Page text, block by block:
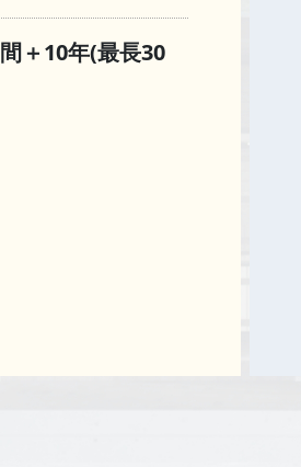
＋10年(最長30